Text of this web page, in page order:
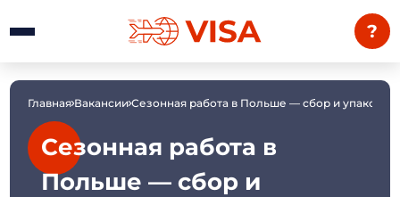
?
Главная Вакансии Сезонная работа в Польше — сбор и
Сезонная работа в
Польше — сбор и